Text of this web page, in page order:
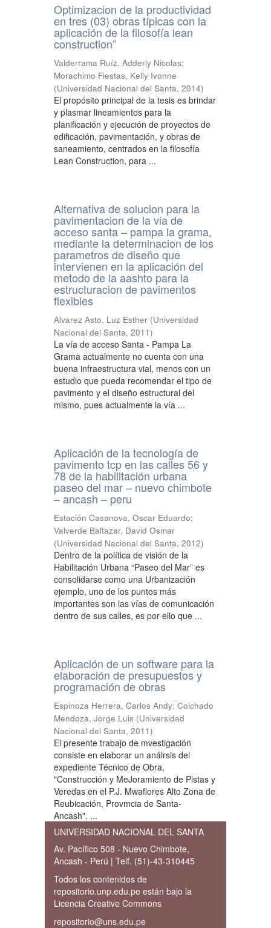
Optimizacion de la productividad
en tres (03) obras típicas con la
aplicación de la filosofía lean
construction”
Valderrama Ruíz, Adderly Nicolas;
Morachimo Fiestas, Kelly Ivonne
(Universidad Nacional del Santa, 2014)
El propósito principal de la tesis es brindar
y plasmar lineamientos para la
planificación y ejecución de proyectos de
edificación, pavimentación, y obras de
saneamiento, centrados en la filosofía
Lean Construction, para ...
Alternativa de solucion para la
pavimentacion de la via de
acceso santa – pampa la grama,
mediante la determinacion de los
parametros de diseño que
intervienen en la aplicación del
metodo de la aashto para la
estructuracion de pavimentos
flexibles
Alvarez Asto, Luz Esther (Universidad
Nacional del Santa, 2011)
La vía de acceso Santa - Pampa La
Grama actualmente no cuenta con una
buena infraestructura vial, menos con un
estudio que pueda recomendar el tipo de
pavimento y el diseño estructural del
mismo, pues actualmente la vía ...
Aplicación de la tecnología de
pavimento tcp en las calles 56 y
78 de la habilitación urbana
paseo del mar – nuevo chimbote
– ancash – peru
Estación Casanova, Oscar Eduardo;
Valverde Baltazar, David Osmar
(Universidad Nacional del Santa, 2012)
Dentro de la política de visión de la
Habilitación Urbana “Paseo del Mar” es
consolidarse como una Urbanización
ejemplo, uno de los puntos más
importantes son las vías de comunicación
dentro de sus calles, es por ello que ...
Aplicación de un software para la
elaboración de presupuestos y
programación de obras
Espinoza Herrera, Carlos Andy; Colchado
Mendoza, Jorge Luis (Universidad
Nacional del Santa, 2011)
El presente trabajo de mvestigación
consiste en elaborar un análrsis del
expediente Técnico de Obra,
"Construcción y MeJoramiento de Pistas y
Veredas en el P.J. Mwaflores Alto Zona de
Reubicación, Provmcia de Santa-
Ancash". ...
UNIVERSIDAD NACIONAL DEL SANTA
Av. Pacífico 508 - Nuevo Chimbote,
Ancash - Perú | Telf. (51)-43-310445
Todos los contenidos de
repositorio.unp.edu.pe están bajo la
Licencia Creative Commons
repositorio@uns.edu.pe